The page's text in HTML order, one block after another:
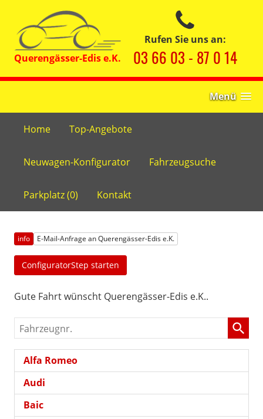
Rufen Sie uns an:
03 66 03 - 87 0 14
Menü
Home Top-Angebote
Neuwagen-Konfigurator Fahrzeugsuche
Parkplatz (0) Kontakt
info E-Mail-Anfrage an Querengässer-Edis e.K.
ConfiguratorStep starten
Gute Fahrt wünscht Querengässer-Edis e.K..
Fahrzeugnr.
Alfa Romeo
Audi
Baic